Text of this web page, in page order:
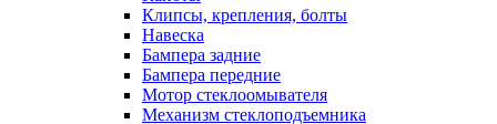
Клипсы, крепления, болты
Навеска
Бампера задние
Бампера передние
Мотор стеклоомывателя
Механизм стеклоподъемника